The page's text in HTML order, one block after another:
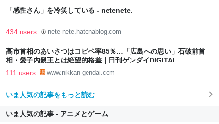
「感性さん」を冷笑している - netenete.
434 users nete-nete.hatenablog.com
高市首相のあいさつはコピペ率85％…「広島への思い」石破前首
相・愛子内親王とは絶望的格差｜日刊ゲンダイDIGITAL
111 users www.nikkan-gendai.com
いま人気の記事をもっと読む
いま人気の記事 - アニメとゲーム